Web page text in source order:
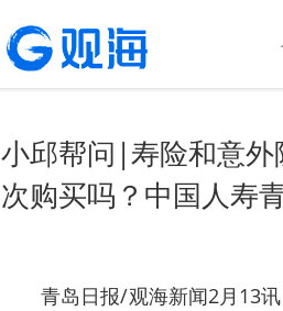
小邱帮问|寿险和意外
次购买吗​？中国人寿
青岛日报/观海新闻2月13